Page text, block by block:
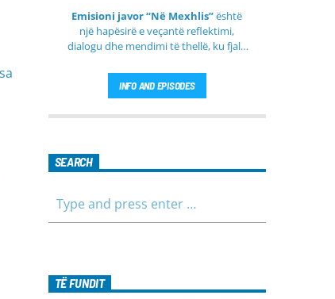
Emisioni javor “Në Mexhlis”është
një hapësirë e veçantë reflektimi,
dialogu dhe mendimi të thellë, ku fjala
kuptim të veçantë. Ky emision
transmetohetdrejtpërdrejt çdo të
formë komunikimi të hapur, të qetë
INFO AND EPISODES
SEARCH
TË FUNDIT